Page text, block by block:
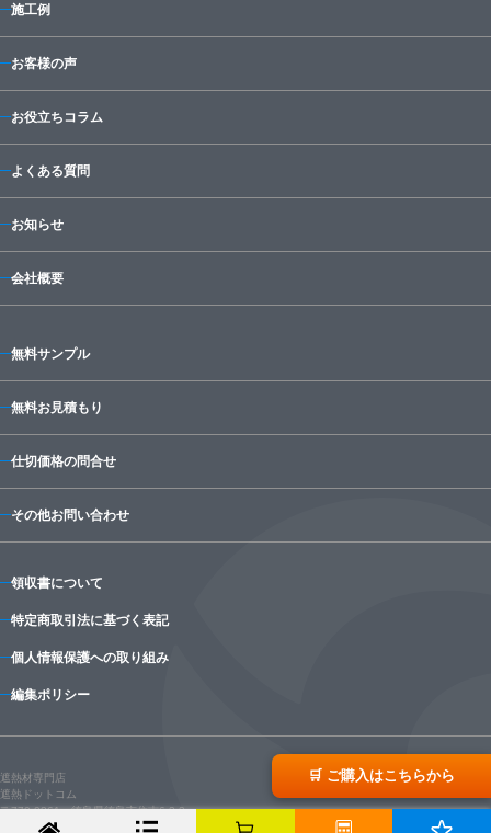
施工例
お客様の声
お役立ちコラム
よくある質問
お知らせ
会社概要
無料サンプル
無料お見積もり
仕切価格の問合せ
その他お問い合わせ
領収書について
特定商取引法に基づく表記
個人情報保護への取り組み
編集ポリシー
遮熱材専門店
遮熱ドットコム
〒770-0861 徳島県徳島市住吉6-3-3
© 2025 syanetsu.com.
🛒 ご購入はこちらから